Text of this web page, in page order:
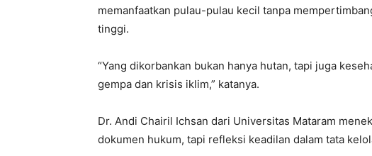
memanfaatkan pulau-pulau kecil tanpa
tinggi.
“Yang dikorbankan bukan hanya hutan, tapi juga
gempa dan krisis iklim,” katanya.
Dr. Andi Chairil Ichsan dari Universitas Mataram
dokumen hukum, tapi refleksi keadilan dalam tata